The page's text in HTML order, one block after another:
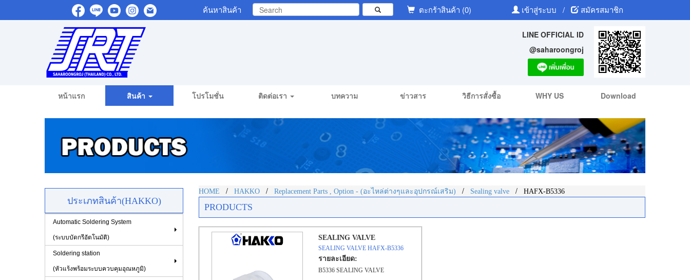
ค้นหาสินค้า ตะกร้าสินค้า (0) เข้าสู่ระบบ / สมัครสมาชิก
LINE OFFICIAL ID
@saharoongroj
หน้าแรก สินค้า โปรโมชั่น ติดต่อเรา บทความ ข่าวสาร วิธีการสั่งซื้อ WHY US Download
ประเภทสินค้า(HAKKO)
Automatic Soldering System
(ระบบบัดกรีอัตโนมัติ)
Soldering station
(หัวแร้งพร้อมระบบควบคุมอุณหภูมิ)
HOME / HAKKO / Replacement Parts , Option - (อะไหล่ต่างๆและอุปกรณ์เสริม) / Sealing valve / HAFX-B5336
PRODUCTS
SEALING VALVE
SEALING VALVE HAFX-B5336
รายละเอียด:
B5336 SEALING VALVE